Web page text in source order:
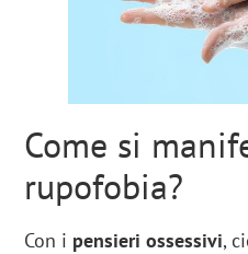
Come si
rupofobia?
Con i pensieri ossessivi,